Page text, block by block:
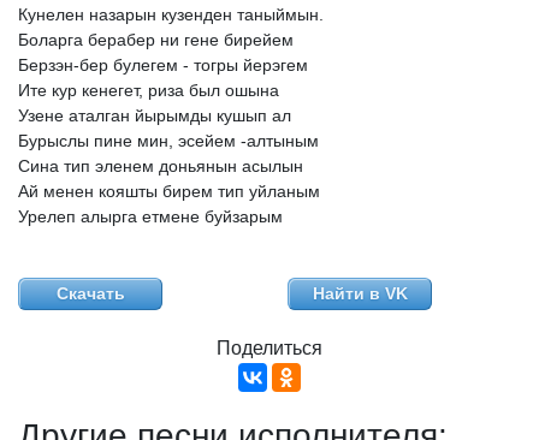
Кунелен назарын кузенден таныймын.
Боларга берабер ни гене бирейем
Берзэн-бер булегем - тогры йерэгем
Ите кур кенегет, риза был ошына
Узене аталган йырымды кушып ал
Бурыслы пине мин, эсейем -алтыным
Сина тип эленем доньянын асылын
Ай менен кояшты бирем тип уйланым
Урелеп алырга етмене буйзарым
Скачать Найти в VK
Поделиться